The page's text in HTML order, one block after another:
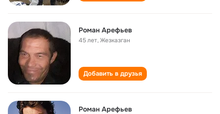
Роман Арефьев
45 лет,Жезказган
Добавить в друзья
Роман Арефьев